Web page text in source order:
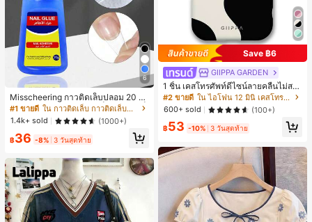
6
Misscheering กาวติดเล็บปลอม 20 กรั
ม แรงยึดสูง เจลสติกเกอร์เล็บนุ่ม แห้งเร็
ว เหมาะสำหรับผู้เริ่มต้นทำเล็บ ติดทนน
าน
#1 ขายดี
ใน กาวติดเล็บ กาวติดเล็บและสารยึดติด
1.4k+ sold
(1000+)
฿36 -8% 3 วันสุดท้าย
Save ฿6
GIIPPA GARDEN
1 ชิ้น เคสโทรศัพท์ดีไซน์ลายคลื่นไม่สม
มาตรสำหรับ Phone 17 Pro Max, เหม
าะสำหรับ Phone 16 Pro Max, 15 Pro
Max, 14 Pro Max, เคสโทรศัพท์สไตล์เ
กาหลีและน่าสนใจ, เข้ากันได้กับ 11/12/
13/14/15/16 Pro Max Plus, ดีไซน์หรู
ขวัญในอุดมคติสำหรับคริสต์มาส, วันว
าเลนไทน์, อีสเตอร์, ฤดูแต่งงานและวันเ
กิดสำหรับแฟนสาว
#2 ขายดี
ใน ไอโฟน 12 มินิ เคสโทรศัพท์แฟชั่น
600+ sold
(100+)
฿53 -10% 3 วันสุดท้าย